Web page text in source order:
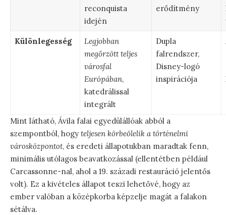
reconquista
idején
erődítmény
Különlegesség
Legjobban
megőrzött teljes
városfal
Európában,
katedrálissal
integrált
Dupla
falrendszer,
Disney-logó
inspirációja
Mint látható, Ávila falai egyedülállóak abból a
szempontból, hogy teljesen körbeölelik a történelmi
városközpontot, és eredeti állapotukban maradtak fenn,
minimális utólagos beavatkozással (ellentétben például
Carcassonne-nal, ahol a 19. századi restauráció jelentős
volt). Ez a kivételes állapot teszi lehetővé, hogy az
ember valóban a középkorba képzelje magát a falakon
sétálva.